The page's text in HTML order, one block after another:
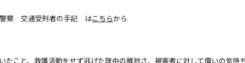
察 交通受刑者の手記 はこちらから
こと、救護活動をせず逃げた理由の稚拙さ、被害者に対して償いの気持